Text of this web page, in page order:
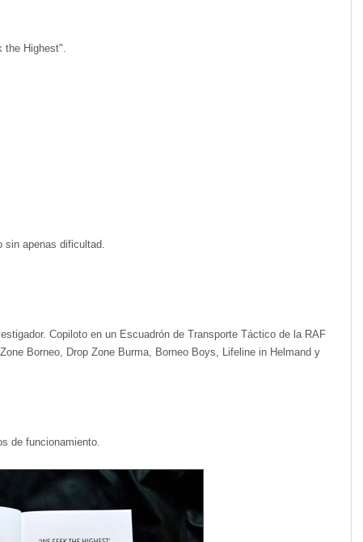
the Highest".
sin apenas dificultad.
Copiloto en un Escuadrón de Transporte Táctico de la RAF
Borneo, Drop Zone Burma, Borneo Boys, Lifeline in Helmand y
de funcionamiento.